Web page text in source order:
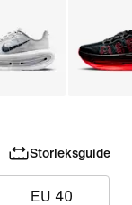
Storleksguide
EU 40